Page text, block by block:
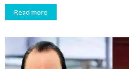
Read more